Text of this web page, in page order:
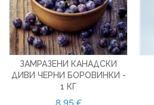
ЗАМРАЗЕНИ КАНАДСКИ
ДИВИ ЧЕРНИ БОРОВИНКИ -
1 КГ
8,95 €